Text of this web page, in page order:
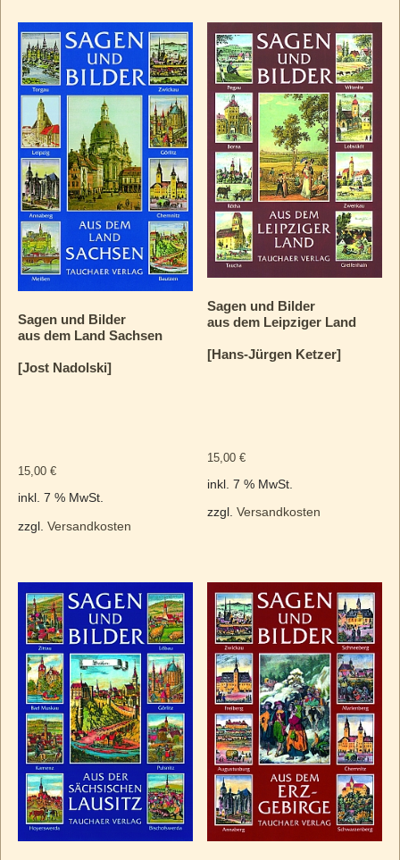
Sagen und Bilder
aus dem Land Sachsen
[Jost Nadolski]
15,00 €
inkl. 7 % MwSt.
zzgl. Versandkosten
Sagen und Bilder
aus dem Leipziger Land
[Hans-Jürgen Ketzer]
15,00€
inkl. 7 % MwSt.
zzgl.Versandkosten